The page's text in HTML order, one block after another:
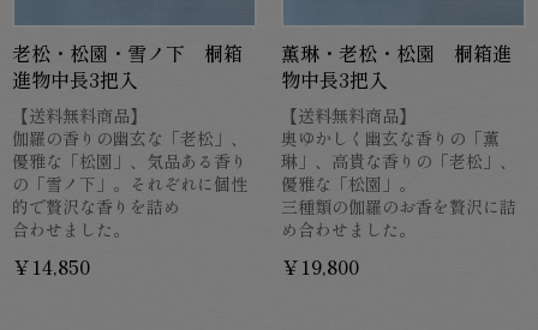
老松・松園・雪ノ下 桐箱
進物中長3把入
【送料無料商品】
伽羅の香りの幽玄な「老松」、
優雅な「松園」、気品ある香り
の「雪ノ下」。それぞれに個性
的で贅沢な香りを詰め
合わせました。
￥14,850
薫琳・老松・松園 桐箱進
物中長3把入
【送料無料商品】
奥ゆかしく幽玄な香りの「薫
琳」、高貴な香りの「老松」、
優雅な「松園」。
三種類の伽羅のお香を贅沢に詰
め合わせました。
￥19,800